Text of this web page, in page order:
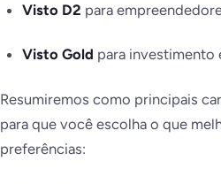
Visto D2 para
Visto Gold para investimento
Resumiremos como principais
para que você escolha o que
preferências: